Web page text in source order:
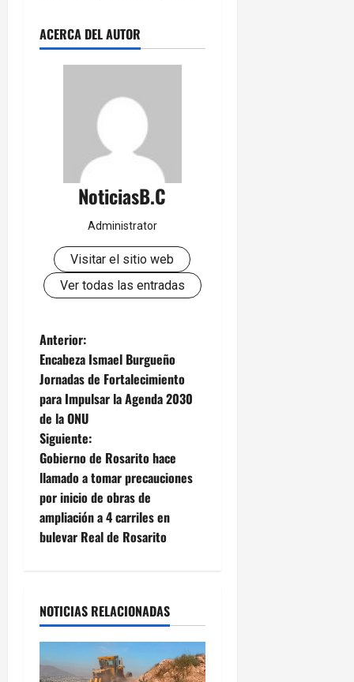
ACERCA DEL AUTOR
NoticiasB.C
Administrator
Visitar el sitio web
Ver todas las entradas
N
a
v
e
g
a
c
ó
n
Anterior:
Encabeza Ismael Burgueño
Jornadas de Fortalecimiento
para Impulsar la Agenda 2030
de la ONU
Siguiente:
Gobierno de Rosarito hace
llamado a tomar precauciones
por inicio de obras de
ampliación a 4 carriles en
bulevar Real de Rosarito
NOTICIAS RELACIONADAS